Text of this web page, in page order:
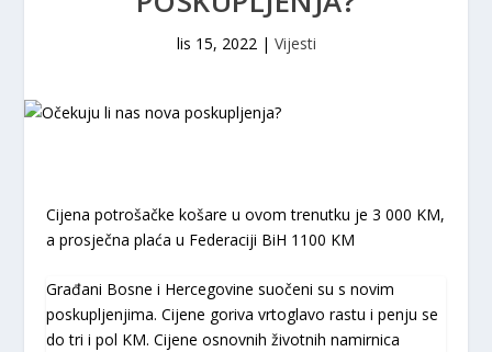
lis 15, 2022| Vijesti
Cijena potrošačke košare u ovom trenutku je 3 000 KM,
a prosječna plaća u Federaciji BiH 1100 KM
Građani Bosne i Hercegovine suočeni su s novim
poskupljenjima. Cijene goriva vrtoglavo rastu i penju se
do tri i pol KM. Cijene osnovnih životnih namirnica